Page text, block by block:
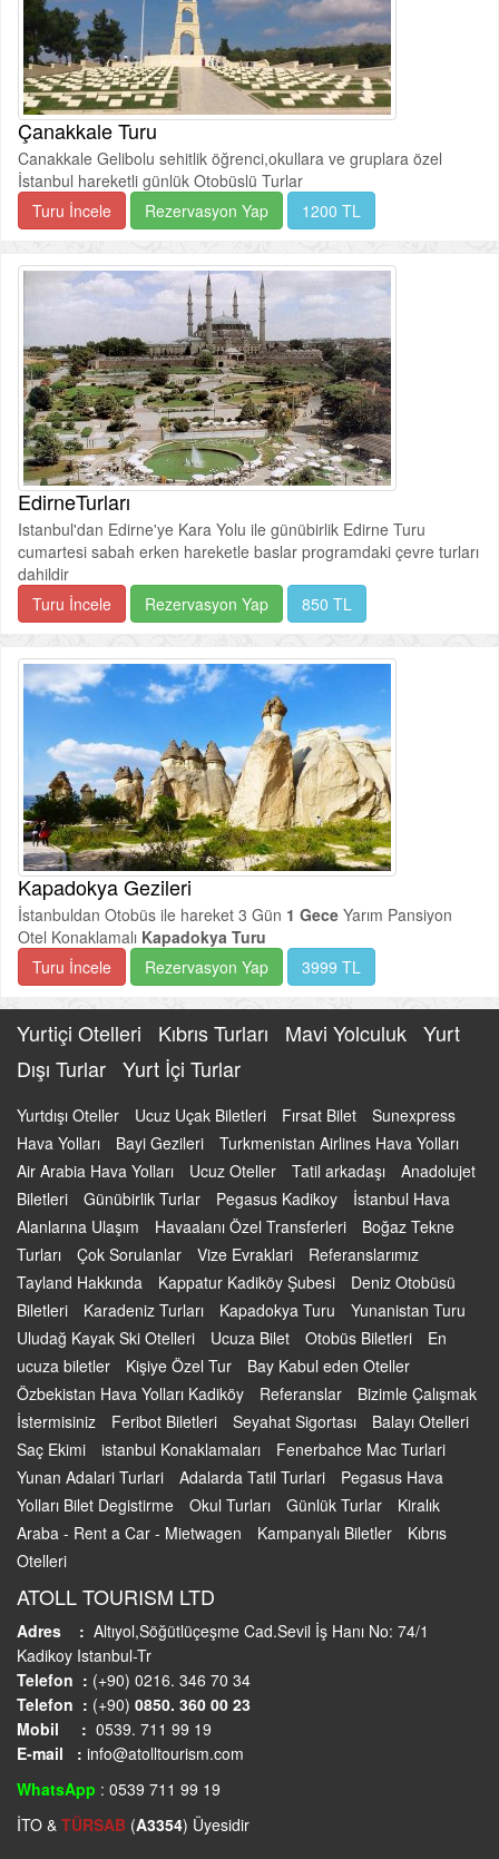
Çanakkale Turu
Canakkale Gelibolu sehitlik öğrenci,okullara ve gruplara özel
İstanbul hareketli günlük Otobüslü Turlar
Turu İncele
Rezervasyon Yap 1200 TL
EdirneTurları
Istanbul'dan Edirne'ye Kara Yolu ile günübirlik Edirne Turu
cumartesi sabah erken hareketle baslar programdaki çevre turları
dahildir
Turu İncele
Rezervasyon Yap 850 TL
Kapadokya Gezileri
İstanbuldan Otobüs ile hareket 3 Gün 1 Gece Yarım Pansiyon
Otel Konaklamalı Kapadokya Turu
Turu İncele
Rezervasyon Yap 3999 TL
Yurtiçi Otelleri Kıbrıs Turları Mavi Yolculuk Yurt
Dışı Turlar Yurt İçi Turlar
Yurtdışı Oteller Ucuz Uçak Biletleri Fırsat Bilet
Sunexpress
Hava Yolları
Bayi Gezileri
Turkmenistan Airlines Hava Yolları
Air Arabia Hava Yolları
Ucuz Oteller Tatil arkadaşı
Anadolujet
Biletleri
Günübirlik Turlar Pegasus Kadikoy
İstanbul Hava
Alanlarına Ulaşım
Havaalanı Özel Transferleri
Boğaz Tekne
Turları
Çok Sorulanlar Vize Evraklari
Referanslarımız
Tayland Hakkında
Kappatur Kadiköy Şubesi
Deniz Otobüsü
Biletleri
Karadeniz Turları Kapadokya Turu
Yunanistan Turu
Uludağ Kayak Ski Otelleri
Ucuza Bilet Otobüs Biletleri
En
ucuza biletler
Kişiye Özel Tur
Bay Kabul eden Oteller
Özbekistan Hava Yolları Kadiköy
Referanslar
Bizimle Çalışmak
İstermisiniz
Feribot Biletleri Seyahat Sigortası
Balayı Otelleri
Saç Ekimi
istanbul Konaklamaları
Fenerbahce Mac Turlari
Yunan Adalari Turlari
Adalarda Tatil Turlari
Pegasus Hava
Yolları Bilet Degistirme
Okul Turları Günlük Turlar
Kiralık
Araba - Rent a Car - Mietwagen
Kampanyalı Biletler
Kıbrıs
Otelleri
ATOLL TOURISM LTD
Adres : Altıyol,Söğütlüçeşme Cad.Sevil İş Hanı No: 74/1
Kadikoy Istanbul-Tr
Telefon : (+90) 0216. 346 70 34
Telefon : (+90) 0850. 360 00 23
Mobil : 0539. 711 99 19
E-mail : info@atolltourism.com
WhatsApp : 0539 711 99 19
İTO & TÜRSAB (A3354) Üyesidir